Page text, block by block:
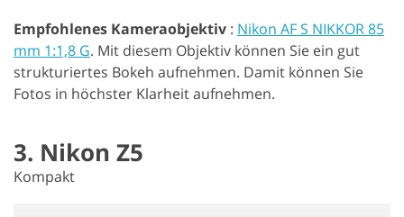
Empfohlenes Kameraobjektiv : Nikon AF S NIKKOR 85
mm 1:1,8 G. Mit diesem Objektiv können Sie ein gut
strukturiertes Bokeh aufnehmen. Damit können Sie
Fotos in höchster Klarheit aufnehmen.
3. Nikon Z5
Kompakt